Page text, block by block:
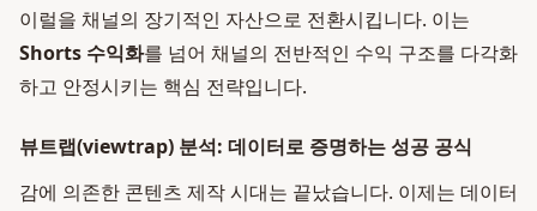
이럴을 채널의 장기적인 자산으로 전환시킵니다. 이는
Shorts 수익화를 넘어 채널의 전반적인 수익 구조를 다각화
하고 안정시키는 핵심 전략입니다.
뷰트랩(viewtrap) 분석: 데이터로 증명하는 성공 공식
감에 의존한 콘텐츠 제작 시대는 끝났습니다. 이제는 데이터